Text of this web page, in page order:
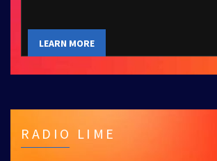
LEARN MORE
RADIO LIME